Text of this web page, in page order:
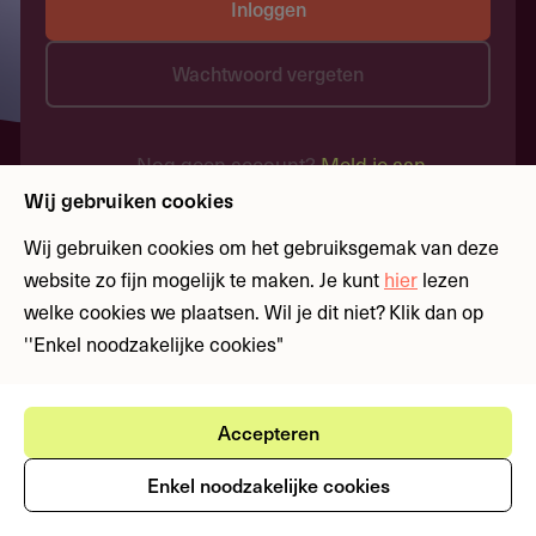
Inloggen
Wachtwoord vergeten
Nog geen account?Meld je aan
Wij gebruiken cookies
Wij gebruiken cookies om het gebruiksgemak van deze
website zo fijn mogelijk te maken. Je kunt hier lezen
welke cookies we plaatsen. Wil je dit niet? Klik dan op
''Enkel noodzakelijke cookies"
Accepteren
Enkel noodzakelijke cookies